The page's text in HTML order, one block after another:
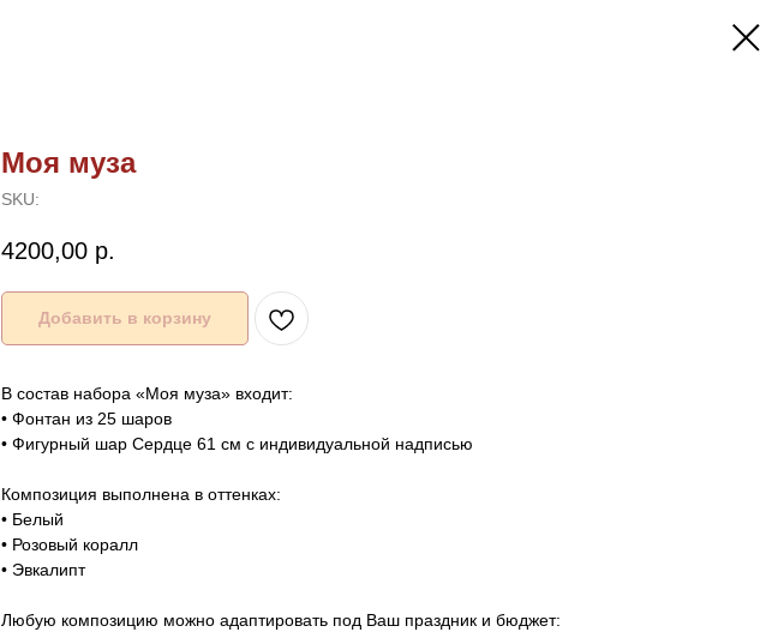
Моя муза
SKU:
4200,00 р.
Добавить в корзину
В состав набора «Моя муза» входит:
• Фонтан из 25 шаров
• Фигурный шар Сердце 61 см с индивидуальной надписью
Композиция выполнена в оттенках:
• Белый
• Розовый коралл
• Эвкалипт
Любую композицию можно адаптировать под Ваш праздник и бюджет: